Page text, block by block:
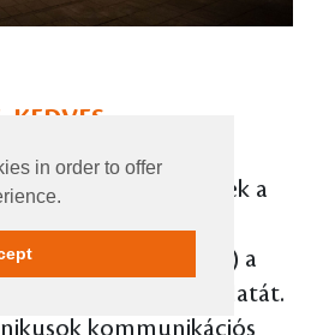
in order to offer
KEDVES
leírni ennek a
kul-túra volt
elemmel) a
átadni a hangulatát.
kommunikációs